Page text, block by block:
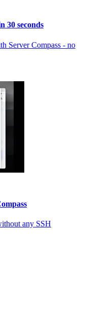
30 seconds
Server Compass - no
any SSH